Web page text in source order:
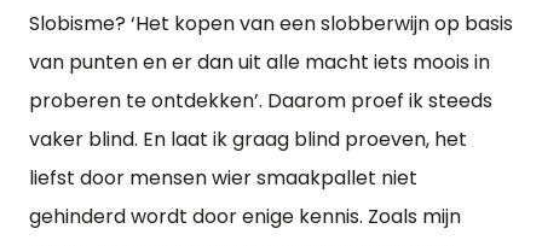
Slobisme? ‘Het kopen van een slobberwijn op basis
van punten en er dan uit alle macht iets moois in
proberen te ontdekken’. Daarom proef ik steeds
vaker blind. En laat ik graag blind proeven, het
liefst door mensen wier smaakpallet niet
gehinderd wordt door enige kennis. Zoals mijn